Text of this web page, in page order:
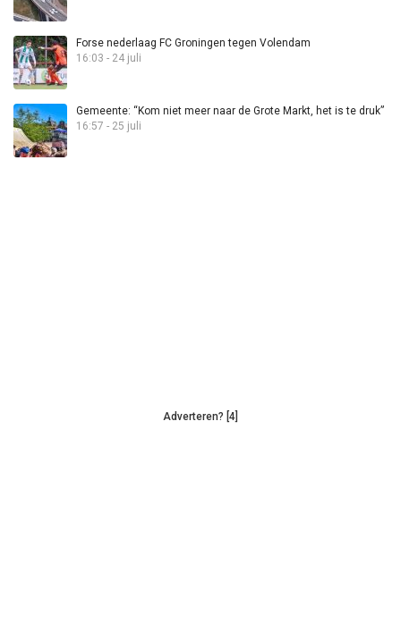
Forse nederlaag FC Groningen tegen Volendam
16:03 - 24 juli
Gemeente: “Kom niet meer naar de Grote Markt, het is te druk”
16:57 - 25 juli
Adverteren? [4]